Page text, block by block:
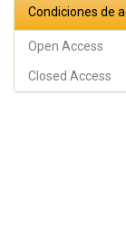
Condiciones de
Open Access
Closed Access